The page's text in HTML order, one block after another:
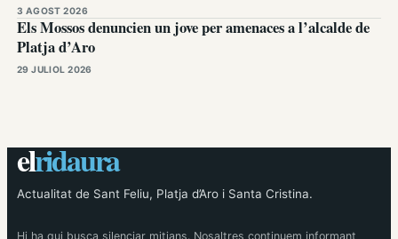
3 AGOST 2026
Els Mossos denuncien un jove per amenaces a l’alcalde de
Platja d’Aro
29 JULIOL 2026
elridaura
Actualitat de Sant Feliu, Platja d’Aro i Santa Cristina.
Hi ha qui busca silenciar mitjans. Nosaltres continuem informant